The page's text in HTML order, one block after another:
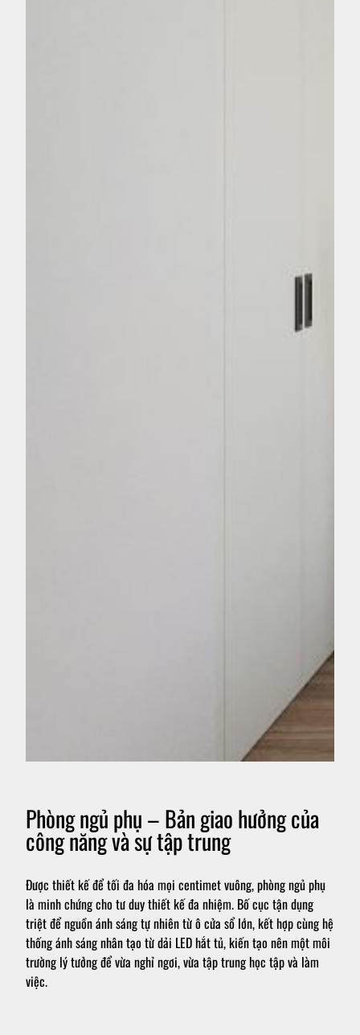
Phòng ngủ phụ – Bản giao hưởng của
công năng và sự tập trung
Được thiết kế để tối đa hóa mọi centimet vuông, phòng ngủ phụ
là minh chứng cho tư duy thiết kế đa nhiệm. Bố cục tận dụng
triệt để nguồn ánh sáng tự nhiên từ ô cửa sổ lớn, kết hợp cùng hệ
thống ánh sáng nhân tạo từ dải LED hắt tủ, kiến tạo nên một môi
trường lý tưởng để vừa nghỉ ngơi, vừa tập trung học tập và làm
việc.